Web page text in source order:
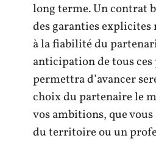
long terme. Un contrat
des garanties explicites
à la fiabilité du
anticipation de tous
permettra d’avancer
choix du partenaire le
vos ambitions, que
du territoire ou un